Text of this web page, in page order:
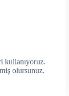
kullanıyoruz.
olursunuz.